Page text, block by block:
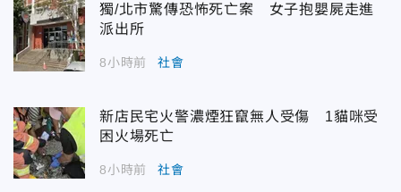
獨/北市驚傳恐怖死亡案 女子抱嬰屍走進
派出所
8小時前 社會
新店民宅火警濃煙狂竄無人受傷 1貓咪受
困火場死亡
8小時前 社會